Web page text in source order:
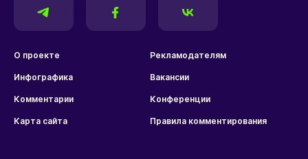
О проекте Рекламодателям
Инфографика Вакансии
Комментарии Конференции
Карта сайта Правила комментирования